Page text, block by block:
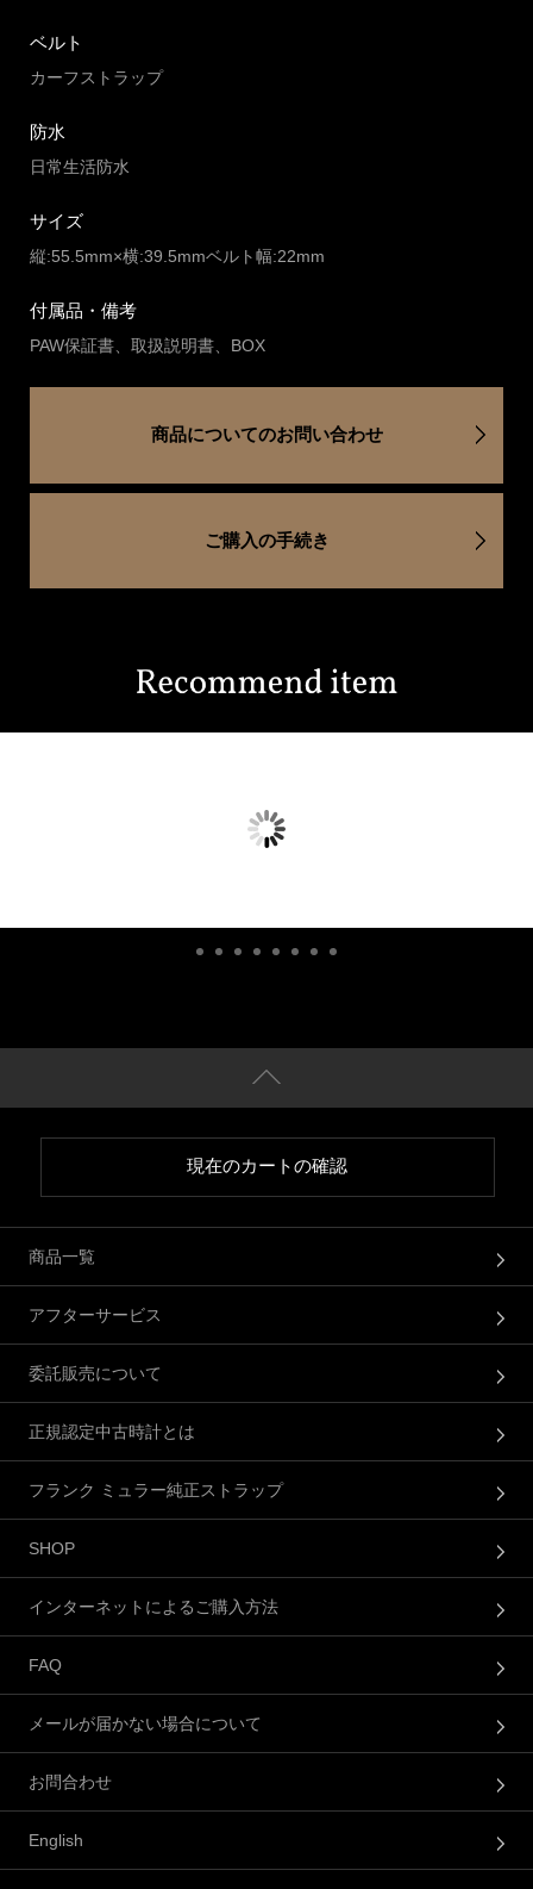
ベルト
カーフストラップ
防水
日常生活防水
サイズ
縦:55.5mm×横:39.5mmベルト幅:22mm
付属品・備考
PAW保証書、取扱説明書、BOX
商品についてのお問い合わせ
ご購入の手続き
現在のカートの確認
商品一覧
アフターサービス
委託販売について
正規認定中古時計とは
フランク ミュラー純正ストラップ
SHOP
インターネットによるご購入方法
FAQ
メールが届かない場合について
お問合わせ
English